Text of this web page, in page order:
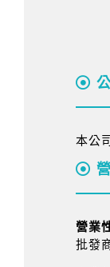
本公
營業
批發